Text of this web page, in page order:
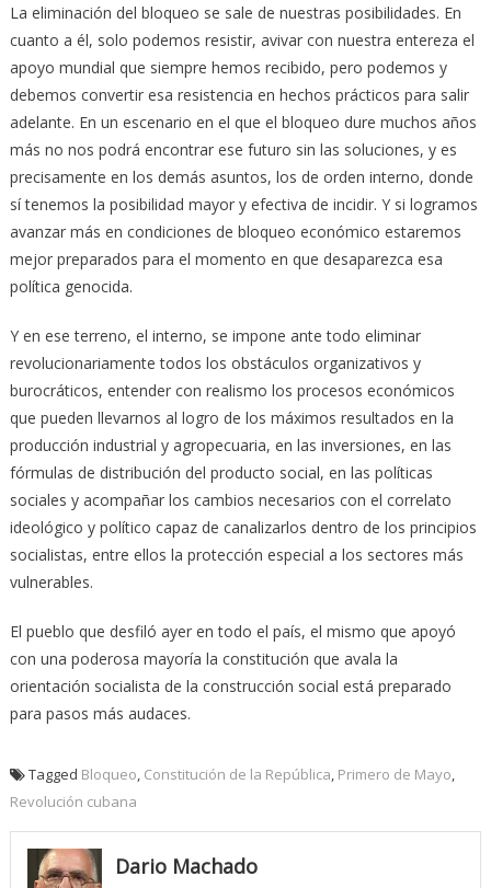
La eliminación del bloqueo se sale de nuestras posibilidades. En
cuanto a él, solo podemos resistir, avivar con nuestra entereza el
apoyo mundial que siempre hemos recibido, pero podemos y
debemos convertir esa resistencia en hechos prácticos para salir
adelante. En un escenario en el que el bloqueo dure muchos años
más no nos podrá encontrar ese futuro sin las soluciones, y es
precisamente en los demás asuntos, los de orden interno, donde
sí tenemos la posibilidad mayor y efectiva de incidir. Y si logramos
avanzar más en condiciones de bloqueo económico estaremos
mejor preparados para el momento en que desaparezca esa
política genocida.
Y en ese terreno, el interno, se impone ante todo eliminar
revolucionariamente todos los obstáculos organizativos y
burocráticos, entender con realismo los procesos económicos
que pueden llevarnos al logro de los máximos resultados en la
producción industrial y agropecuaria, en las inversiones, en las
fórmulas de distribución del producto social, en las políticas
sociales y acompañar los cambios necesarios con el correlato
ideológico y político capaz de canalizarlos dentro de los principios
socialistas, entre ellos la protección especial a los sectores más
vulnerables.
El pueblo que desfiló ayer en todo el país, el mismo que apoyó
con una poderosa mayoría la constitución que avala la
orientación socialista de la construcción social está preparado
para pasos más audaces.
Tagged Bloqueo, Constitución de la República, Primero de Mayo,
Revolución cubana
Dario Machado